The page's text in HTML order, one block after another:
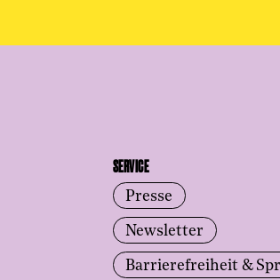
SERVICE
Presse
Newsletter
Barrierefreiheit &